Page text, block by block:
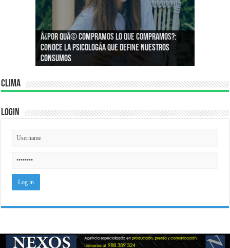
Â¿CÃ³mo podemos asegurar un espacio de
igualdad en el trabajo?
Â¿Por quÃ© compramos lo que compramos?:
Conoce la psicologÃ­a que define nuestros
consumos
Clima
Login